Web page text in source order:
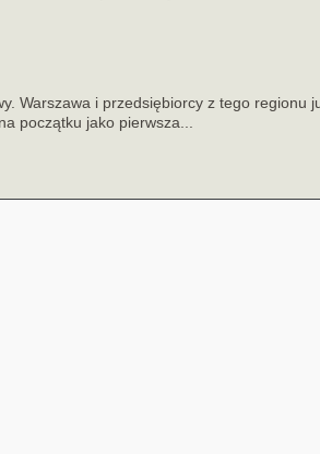
Warszawa i przedsiębiorcy z tego regionu
początku jako pierwsza...